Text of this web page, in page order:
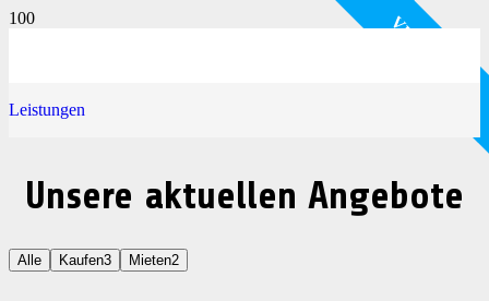
Leistungen
Unsere aktuellen Angebote
Alle Kaufen3 Mieten2
KAUF MICH!
KAUF MICH!
KAUF MICH!
VERMIETET
VERMIETET